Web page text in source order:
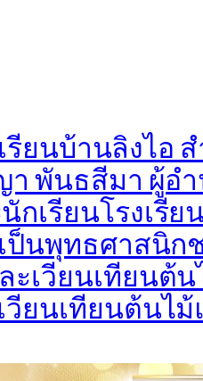
ยนบ้านลิงไอ
พันธสีมา ผู้อ
เรียนโรงเรี
ป็นพุทธศาส
เวียนเทียนต้
วียนเทียนต้นไ